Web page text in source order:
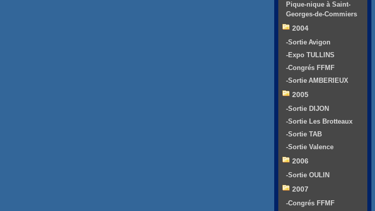
Pique-nique à Saint-
Georges-de-Commiers
2004
-Sortie Avigon
-Expo TULLINS
-Congrés FFMF
-Sortie AMBERIEUX
2005
-Sortie DIJON
-Sortie Les Brotteaux
-Sortie TAB
-Sortie Valence
2006
-Sortie OULIN
2007
-Congrés FFMF